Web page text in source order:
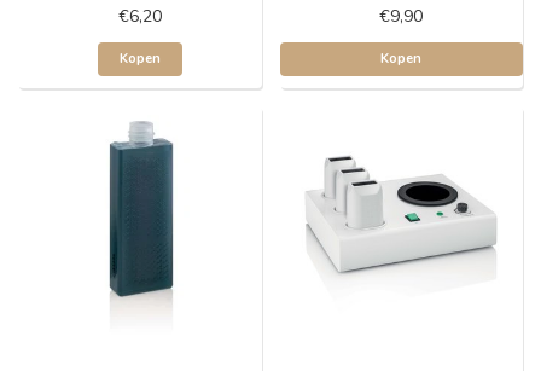
€6,20
Kopen
€9,90
Kopen